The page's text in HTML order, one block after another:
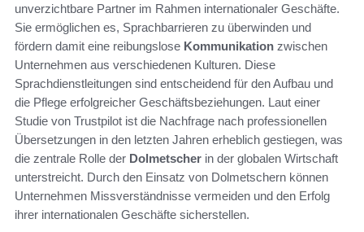
unverzichtbare Partner im Rahmen internationaler Geschäfte.
Sie ermöglichen es, Sprachbarrieren zu überwinden und
fördern damit eine reibungslose Kommunikation zwischen
Unternehmen aus verschiedenen Kulturen. Diese
Sprachdienstleitungen sind entscheidend für den Aufbau und
die Pflege erfolgreicher Geschäftsbeziehungen. Laut einer
Studie von Trustpilot ist die Nachfrage nach professionellen
Übersetzungen in den letzten Jahren erheblich gestiegen, was
die zentrale Rolle der Dolmetscher in der globalen Wirtschaft
unterstreicht. Durch den Einsatz von Dolmetschern können
Unternehmen Missverständnisse vermeiden und den Erfolg
ihrer internationalen Geschäfte sicherstellen.